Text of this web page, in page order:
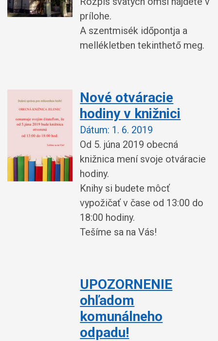
prílohe.
A szentmisék időpontja a
mellékletben tekinthető meg.
Nové otváracie
hodiny v knižnici
Dátum: 1. 6. 2019
Od 5. júna 2019 obecná
knižnica mení svoje otváracie
hodiny.
Knihy si budete môcť
vypožičať v čase od 13:00 do
18:00 hodiny.
Tešíme sa na Vás!
UPOZORNENIE
ohľadom
komunálneho
odpadu!